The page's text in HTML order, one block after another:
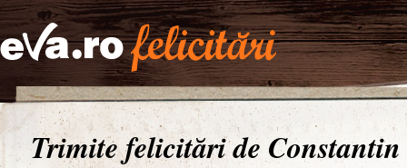
Trimite felicitări de